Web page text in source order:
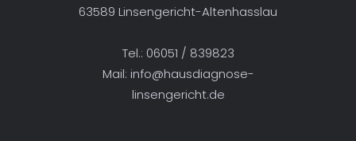
63589 Linsengericht-Altenhasslau
Tel.: 06051 / 839823
Mail: info@hausdiagnose-
linsengericht.de